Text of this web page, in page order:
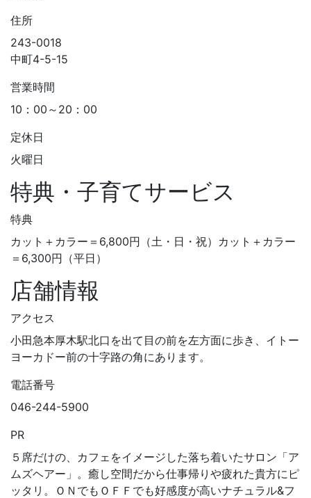
住所
243-0018
中町4-5-15
営業時間
10：00～20：00
定休日
火曜日
特典・子育てサービス
特典
カット＋カラー＝6,800円（土・日・祝）カット＋カラー
＝6,300円（平日）
店舗情報
アクセス
小田急本厚木駅北口を出て目の前を左方面に歩き、イトー
ヨーカドー前の十字路の角にあります。
電話番号
046-244-5900
PR
５席だけの、カフェをイメージした落ち着いたサロン「ア
ムズヘアー」。癒し空間だから仕事帰りや疲れた貴方にピ
ッタリ。ＯＮでもＯＦＦでも好感度が高いナチュラル&フ